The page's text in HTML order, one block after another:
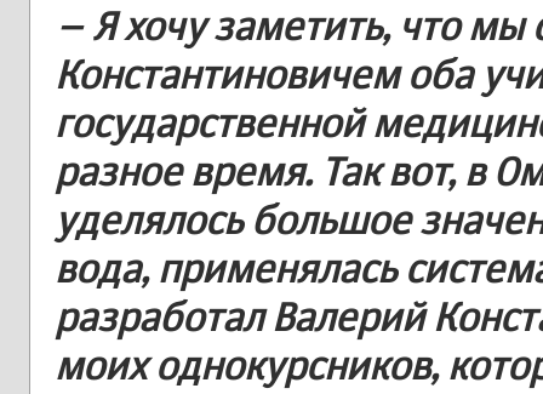
– Я хочу заметить, что мы
Константиновичем оба
государственной
разное время. Так вот, в
уделялось большое
вода, применялась
разработал Валерий
моих однокурсников,